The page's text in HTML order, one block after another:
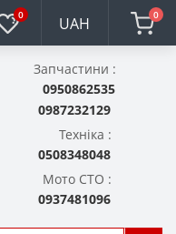
0 UAH 0
Запчастини :
0950862535
0987232129
Техніка :
0508348048
Мото СТО :
0937481096